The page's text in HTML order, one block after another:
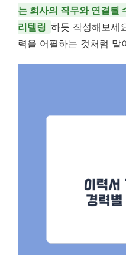
는 회사의 직무와 연결될
리텔링 하듯 작성해보세
력을 어필하는 것처럼 말